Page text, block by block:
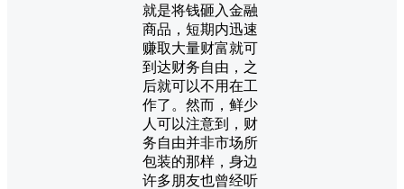
就是将钱砸入金融
商品，短期内迅速
赚取大量财富就可
到达财务自由，之
后就可以不用在工
作了。然而，鲜少
人可以注意到，财
务自由并非市场所
包装的那样，身边
许多朋友也曾经听